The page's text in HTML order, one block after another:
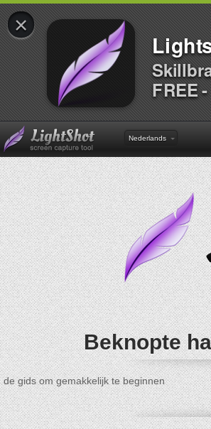
×
FREE
Nederlands
Beknopte
de gids om gemakkelijk te beginnen